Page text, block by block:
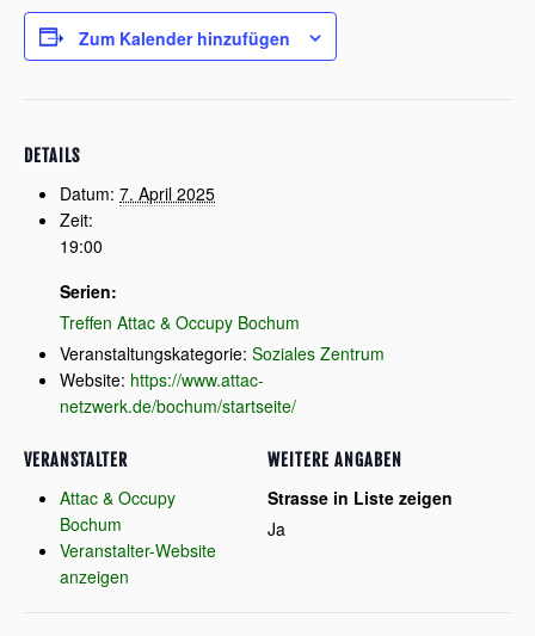
Zum Kalender hinzufügen
DETAILS
Datum: 7. April 2025
Zeit:
19:00
Serien:
Treffen Attac & Occupy Bochum
Veranstaltungskategorie: Soziales Zentrum
Website: https://www.attac-
netzwerk.de/bochum/startseite/
VERANSTALTER
Attac & Occupy
Bochum
Veranstalter-Website
anzeigen
WEITERE ANGABEN
Strasse in Liste zeigen
Ja